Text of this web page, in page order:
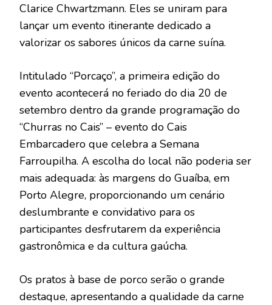
Clarice Chwartzmann. Eles se uniram para
lançar um evento itinerante dedicado a
valorizar os sabores únicos da carne suína.
Intitulado “Porcaço”, a primeira edição do
evento acontecerá no feriado do dia 20 de
setembro dentro da grande programação do
“Churras no Cais” – evento do Cais
Embarcadero que celebra a Semana
Farroupilha. A escolha do local não poderia ser
mais adequada: às margens do Guaíba, em
Porto Alegre, proporcionando um cenário
deslumbrante e convidativo para os
participantes desfrutarem da experiência
gastronômica e da cultura gaúcha.
Os pratos à base de porco serão o grande
destaque, apresentando a qualidade da carne